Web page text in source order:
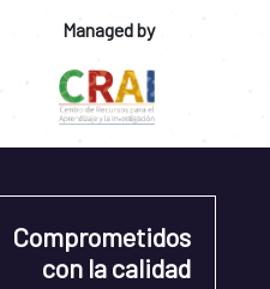
Managed by
Comprometidos
con la calidad